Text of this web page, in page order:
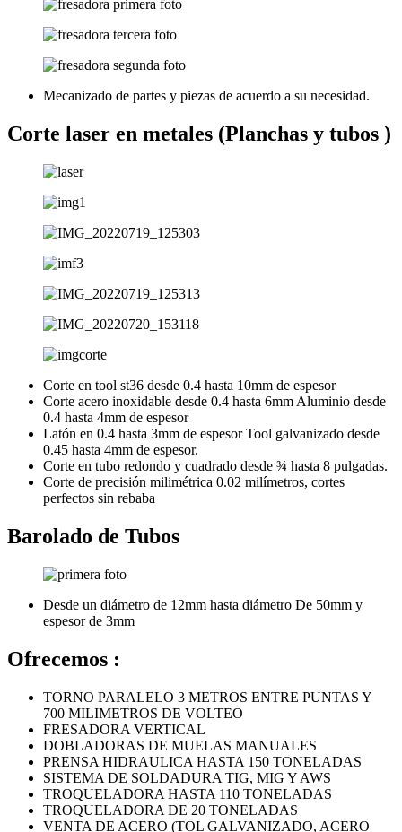
Mecanizado de partes y piezas de acuerdo a su necesidad.
Corte laser en metales (Planchas y tubos )
Corte en tool st36 desde 0.4 hasta 10mm de espesor
Corte acero inoxidable desde 0.4 hasta 6mm Aluminio desde
0.4 hasta 4mm de espesor
Latón en 0.4 hasta 3mm de espesor Tool galvanizado desde
0.45 hasta 4mm de espesor.
Corte en tubo redondo y cuadrado desde ¾ hasta 8 pulgadas.
Corte de precisión milimétrica 0.02 milímetros, cortes
perfectos sin rebaba
Barolado de Tubos
Desde un diámetro de 12mm hasta diámetro De 50mm y
espesor de 3mm
Ofrecemos :
TORNO PARALELO 3 METROS ENTRE PUNTAS Y
700 MILIMETROS DE VOLTEO
FRESADORA VERTICAL
DOBLADORAS DE MUELAS MANUALES
PRENSA HIDRAULICA HASTA 150 TONELADAS
SISTEMA DE SOLDADURA TIG, MIG Y AWS
TROQUELADORA HASTA 110 TONELADAS
TROQUELADORA DE 20 TONELADAS
VENTA DE ACERO (TOL GALVANIZADO, ACERO